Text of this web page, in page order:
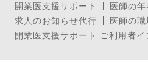
開業医支援サポート
医師の
求人のお知らせ代行
医師の
開業医支援サポート ご利用者イ